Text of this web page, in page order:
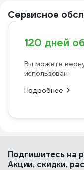
Сервисное
120 дней
Вы можете
использован
Подробнее
Подпишитесь на
Акции, скидки,